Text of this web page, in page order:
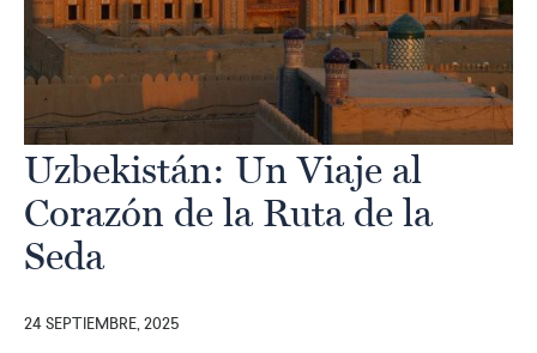
Uzbekistán: Un Viaje al
Corazón de la Ruta de la
Seda
24 SEPTIEMBRE, 2025